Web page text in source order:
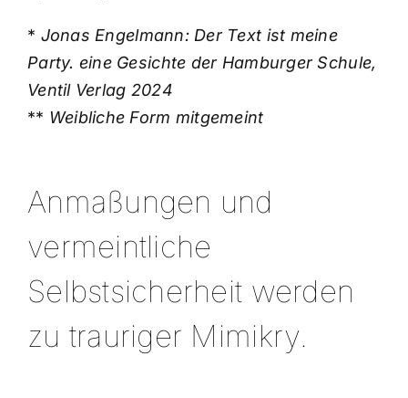
* Jonas Engelmann: Der Text ist meine
Party. eine Gesichte der Hamburger Schule,
Ventil Verlag 2024
** Weibliche Form mitgemeint
Anmaßungen und
vermeintliche
Selbstsicherheit werden
zu trauriger Mimikry.